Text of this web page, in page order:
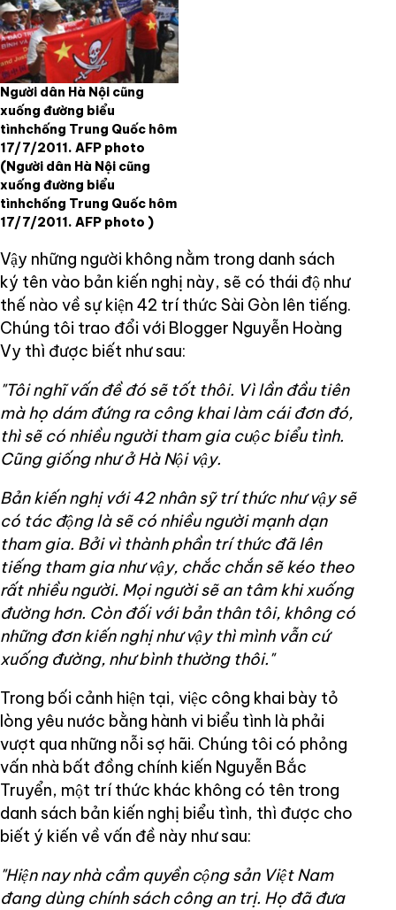
Người dân Hà Nội cũng
xuống đường biểu
tìnhchống Trung Quốc hôm
17/7/2011. AFP photo
(Người dân Hà Nội cũng
xuống đường biểu
tìnhchống Trung Quốc hôm
17/7/2011. AFP photo )
Vậy những người không nằm trong danh sách
ký tên vào bản kiến nghị này, sẽ có thái độ như
thế nào về sự kiện 42 trí thức Sài Gòn lên tiếng.
Chúng tôi trao đổi với Blogger Nguyễn Hoàng
Vy thì được biết như sau:
"Tôi nghĩ vấn đề đó sẽ tốt thôi. Vì lần đầu tiên
mà họ dám đứng ra công khai làm cái đơn đó,
thì sẽ có nhiều người tham gia cuộc biểu tình.
Cũng giống như ở Hà Nội vậy.
Bản kiến nghị với 42 nhân sỹ trí thức như vậy sẽ
có tác động là sẽ có nhiều người mạnh dạn
tham gia. Bởi vì thành phần trí thức đã lên
tiếng tham gia như vậy, chắc chắn sẽ kéo theo
rất nhiều người. Mọi người sẽ an tâm khi xuống
đường hơn. Còn đối với bản thân tôi, không có
những đơn kiến nghị như vậy thì mình vẫn cứ
xuống đường, như bình thường thôi."
Trong bối cảnh hiện tại, việc công khai bày tỏ
lòng yêu nước bằng hành vi biểu tình là phải
vượt qua những nỗi sợ hãi. Chúng tôi có phỏng
vấn nhà bất đồng chính kiến Nguyễn Bắc
Truyển, một trí thức khác không có tên trong
danh sách bản kiến nghị biểu tình, thì được cho
biết ý kiến về vấn đề này như sau:
"Hiện nay nhà cầm quyền cộng sản Việt Nam
đang dùng chính sách công an trị. Họ đã đưa